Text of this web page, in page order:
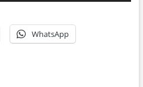
WhatsApp